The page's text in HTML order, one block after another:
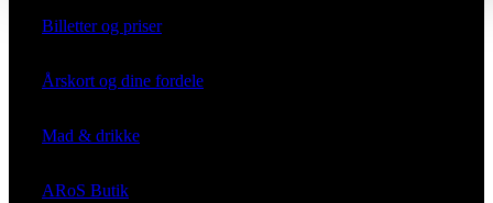
Billetter og priser
Årskort og dine fordele
Mad & drikke
ARoS Butik